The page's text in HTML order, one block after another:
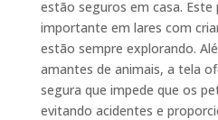
estão seguros em casa.
importante em lares com
estão sempre explorando.
amantes de animais, a tela
segura que impede que os
evitando acidentes e